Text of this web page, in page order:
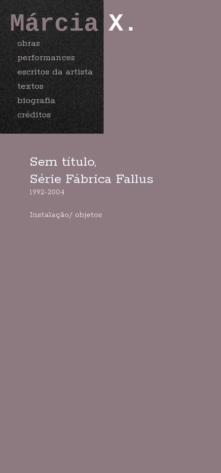
Márcia
obras
performances
escritos da artista
textos
biografia
créditos
X.
Sem título,
Série Fábrica Fallus
1992-2004
Instalação/ objetos